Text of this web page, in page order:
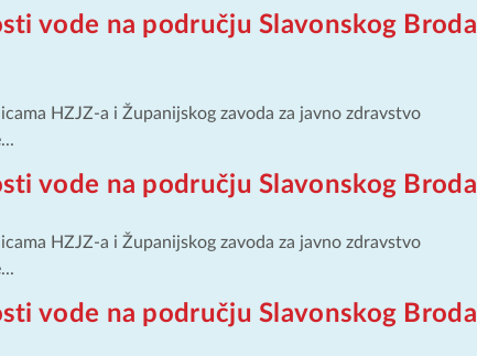
vode na području Slavonskog Broda
HZJZ-a i Županijskog zavoda za javno zdravstvo
vode na području Slavonskog Broda
HZJZ-a i Županijskog zavoda za javno zdravstvo
vode na području Slavonskog Broda